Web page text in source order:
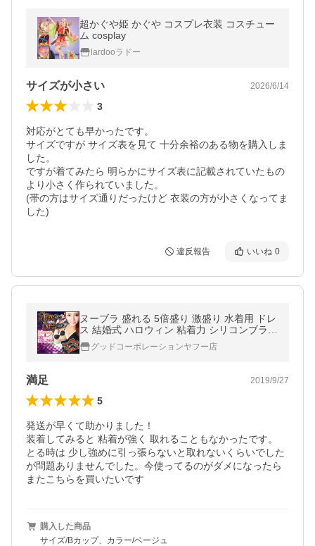
超かぐや姫 かぐや コスプレ衣装 コスチュー
ム cosplay
lardooラドー
サイズが小さい 2026/6/14
3
対応がとても早かったです。
サイズですが サイズ表を見て 十分余裕のある物を購入しま
した。
ですが着てみたら 明らかにサイズ表に記載されていたもの
より小さく作られていました。
(帯の方はサイズ通りだったけど 衣装の方が小さくなってま
違反報告 いいね 0
ヌーブラ 盛れる 5倍盛り 激盛り 水着用 ドレ
ス 結婚式 ハロウィン 粘着力 シリコンブラ
バストアップ 安い
グッドコーポレーションヤフー店
満足 2019/9/27
5
発送が早くて助かりました！
装着してみると 粘着が強く 取れることもなかったです。
とる時は 少し強めに引っ張らないと取れないくらいでした
が問題ありませんでした。今使ってるのがダメになったら
またこちらを買いたいです
購入した商品
サイズ/Bカップ、カラー/ベージュ